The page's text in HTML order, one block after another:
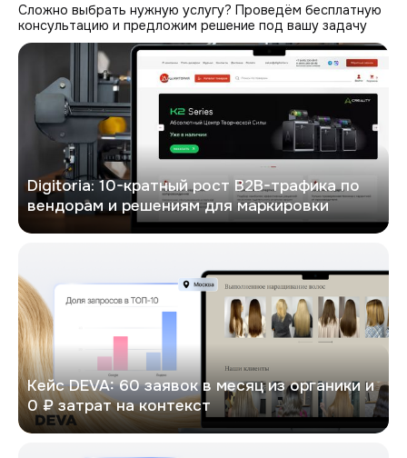
Сложно выбрать нужную услугу? Проведём бесплатную
консультацию и предложим решение под вашу задачу
Digitoria
Digitoria: 10-кратный рост B2B-трафика по
вендорам и решениям для маркировки
Кейс DEVA: 60 заявок в месяц из органики и
0 ₽ затрат на контекст